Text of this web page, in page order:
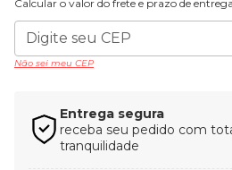
Calcular o valor do frete e prazo de entrega
Não sei meu CEP
Entrega segura
receba seu pedido com
tranquilidade